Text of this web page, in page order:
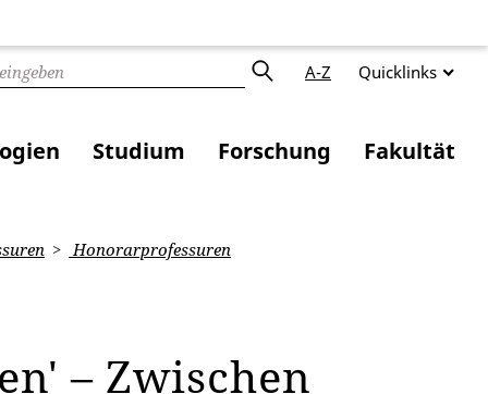
A-Z Quicklinks
Studium Forschung Fakultät
Honorarprofessuren
– Zwischen